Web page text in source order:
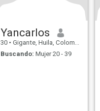
Yancarlos
30 • Gigante, Huila, Colombia
Buscando: Mujer 20 - 39